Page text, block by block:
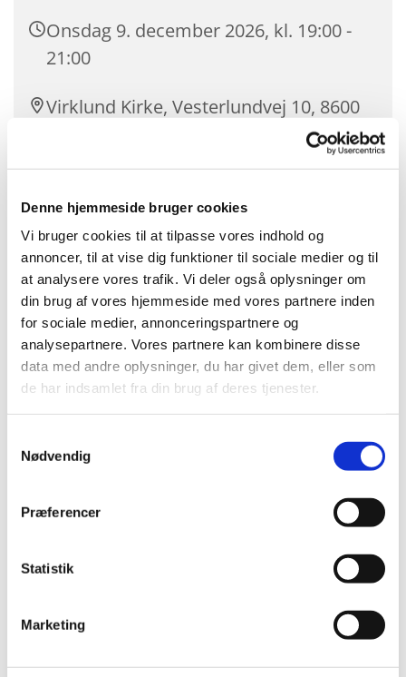
Denne hjemmeside bruger cookies
Vi bruger cookies til at tilpasse vores indhold og
annoncer, til at vise dig funktioner til sociale medier og til
at analysere vores trafik. Vi deler også oplysninger om
din brug af vores hjemmeside med vores partnere inden
for sociale medier, annonceringspartnere og
analysepartnere. Vores partnere kan kombinere disse
data med andre oplysninger, du har givet dem, eller som
de har indsamlet fra din brug af deres tjenester.
Nødvendig
Præferencer
Statistik
Marketing
Onsdag 9. december 2026, kl. 19:00 -
21:00
Virklund Kirke, Vesterlundvej 10, 8600
Du vil måske også kunne